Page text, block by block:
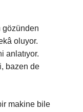
gözünden
oluyor.
anlatıyor.
bazen de
makine bile